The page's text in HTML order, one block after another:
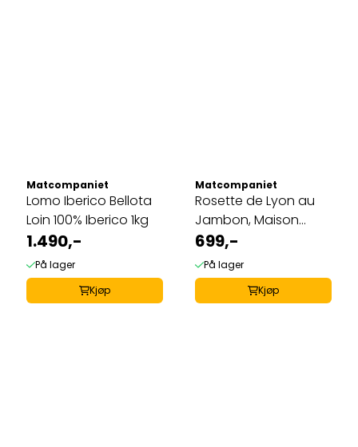
Matcompaniet
Lomo Iberico Bellota
Loin 100% Iberico 1kg
1.490,-
På lager
Kjøp
Matcompaniet
Rosette de Lyon au
Jambon, Maison
Chillet ca 1kg
699,-
På lager
Kjøp